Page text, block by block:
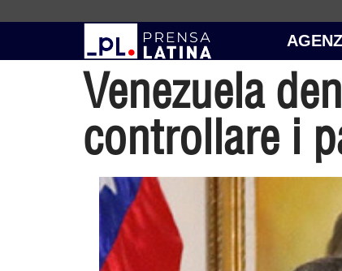
Venezuela
controllare i